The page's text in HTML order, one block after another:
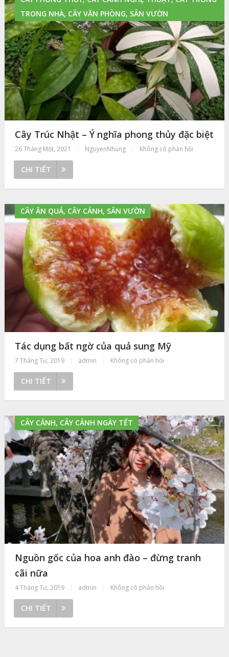
TRONG NHÀ, CÂY VĂN PHÒNG, SÂN VƯỜN
Cây Trúc Nhật – Ý nghĩa phong thủy đặc biệt
26 Tháng Một, 2021 NguyenNhung Không có phản hồi
CHI TIẾT
CÂY ĂN QUẢ, CÂY CẢNH, SÂN VƯỜN
Tác dụng bất ngờ của quả sung Mỹ
7 Tháng Tư, 2019 admin Không có phản hồi
CHI TIẾT
CÂY CẢNH, CÂY CẢNH NGÀY TẾT
Nguồn gốc của hoa anh đào – đừng tranh
cãi nữa
4 Tháng Tư, 2019 admin Không có phản hồi
CHI TIẾT